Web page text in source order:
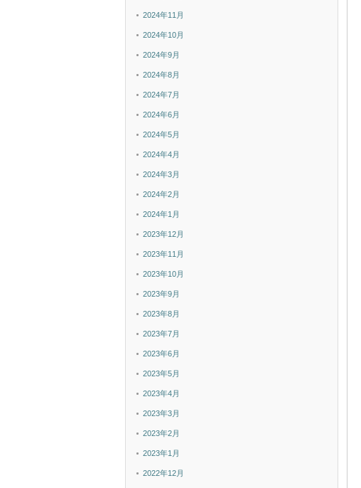
2024年11月
2024年10月
2024年9月
2024年8月
2024年7月
2024年6月
2024年5月
2024年4月
2024年3月
2024年2月
2024年1月
2023年12月
2023年11月
2023年10月
2023年9月
2023年8月
2023年7月
2023年6月
2023年5月
2023年4月
2023年3月
2023年2月
2023年1月
2022年12月